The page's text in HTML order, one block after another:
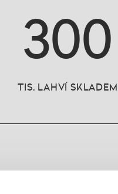
300
TIS. LAHVÍ SKLADEM